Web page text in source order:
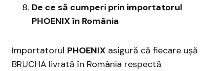
De ce să cumperi prin importatorul
PHOENIX în România
Importatorul PHOENIX asigură că fiecare ușă
BRUCHA livrată în România respectă